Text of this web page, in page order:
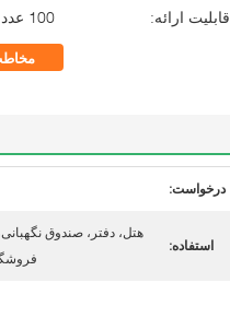
قابلیت ارائه:
100 عدد در ماه
درخواست:
استفاده:
هتل، دفتر، صندوق